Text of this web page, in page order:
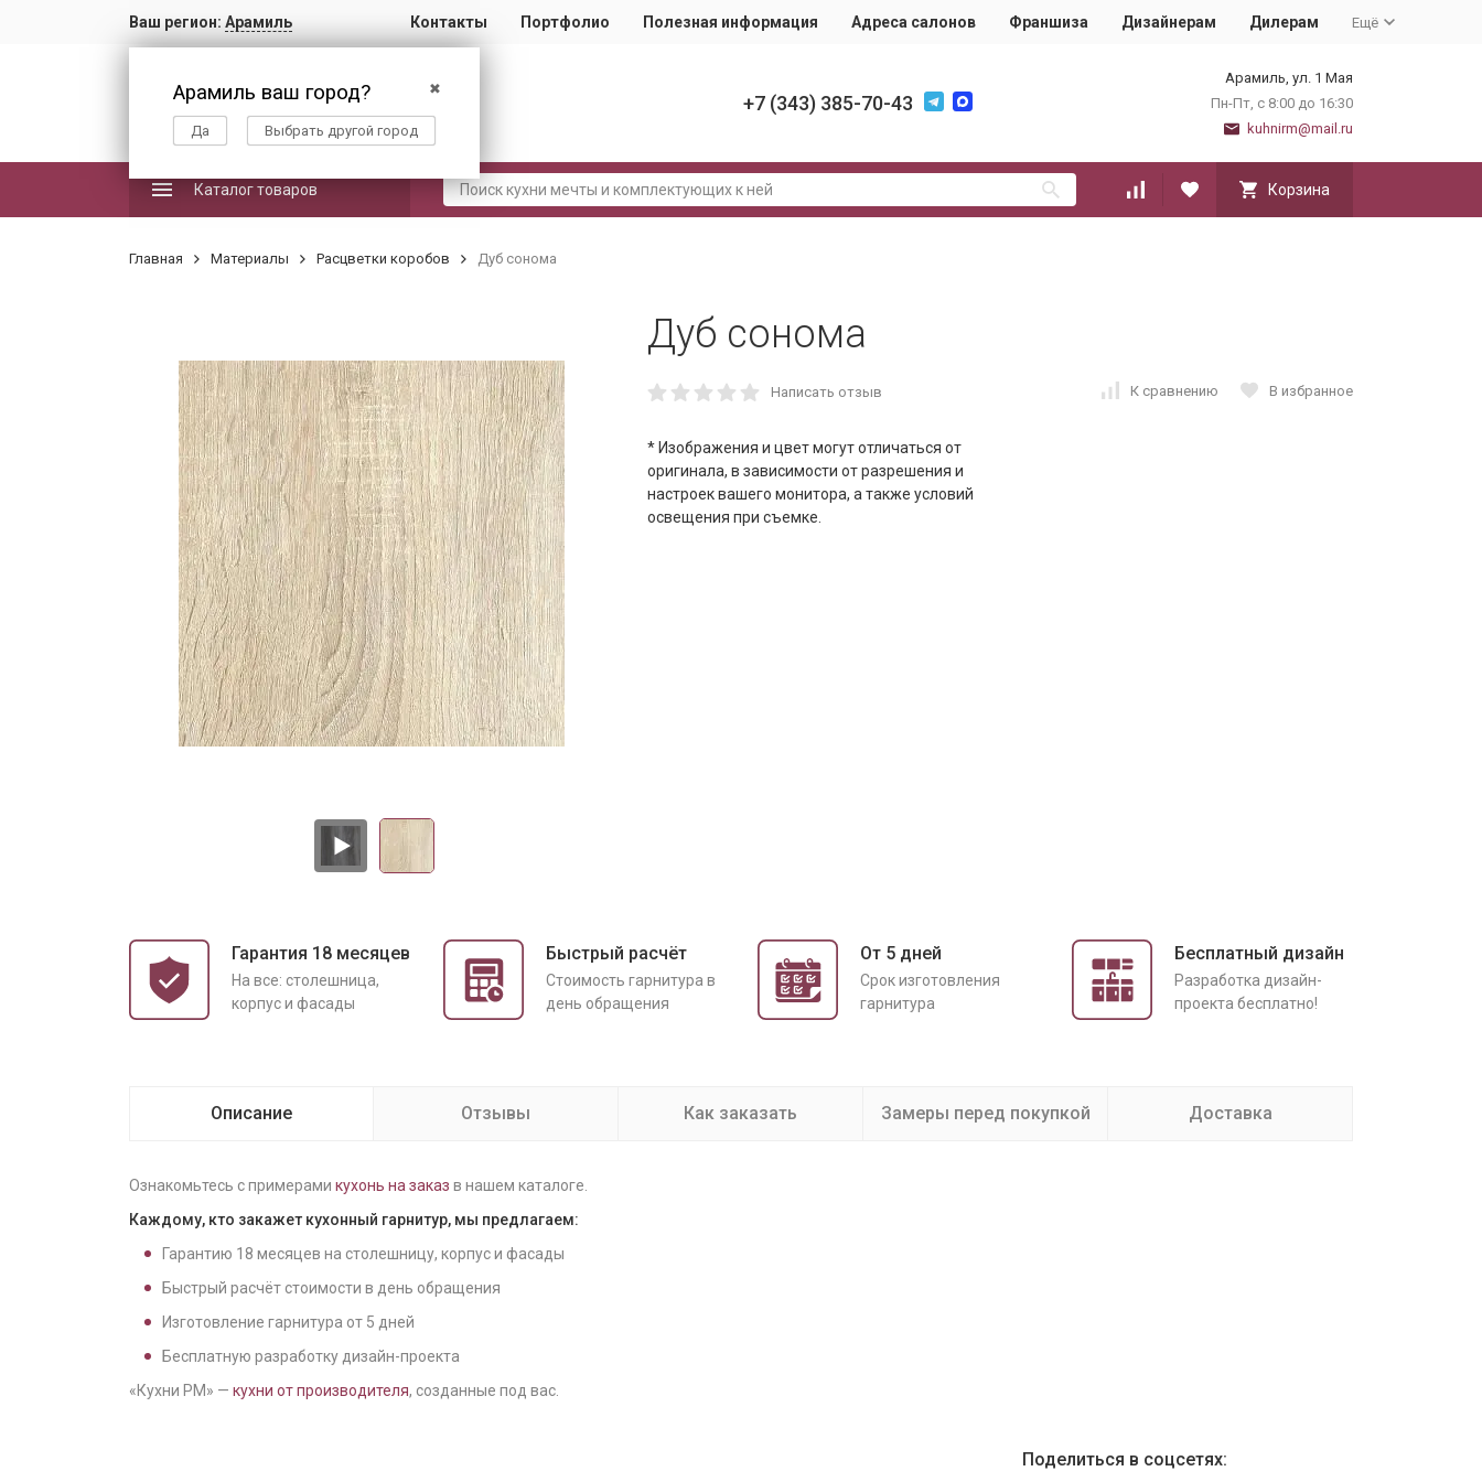
Ваш регион: Арамиль
✖
Арамиль ваш город?
Да Выбрать другой город
Контакты Портфолио Полезная информация Адреса салонов Франшиза Дизайнерам Дилерам Ещё
+7 (343) 385-70-43
Арамиль, ул. 1 Мая
Пн-Пт, с 8:00 до 16:30
kuhnirm@mail.ru
Каталог товаров Корзина
Главная Материалы Расцветки коробов Дуб сонома
Дуб сонома
Написать отзыв К сравнению В избранное
* Изображения и цвет могут отличаться от
оригинала, в зависимости от разрешения и
настроек вашего монитора, а также условий
освещения при съемке.
Гарантия 18 месяцев
На все: столешница,
корпус и фасады
Быстрый расчёт
Cтоимость гарнитура в
день обращения
От 5 дней
Срок изготовления
гарнитура
Бесплатный дизайн
Разработка дизайн-
проекта бесплатно!
Описание Отзывы Как заказать Замеры перед покупкой Доставка
Ознакомьтесь с примерами кухонь на заказ в нашем каталоге.
Каждому, кто закажет кухонный гарнитур, мы предлагаем:
Гарантию 18 месяцев на столешницу, корпус и фасады
Быстрый расчёт стоимости в день обращения
Изготовление гарнитура от 5 дней
Бесплатную разработку дизайн-проекта
«Кухни РМ» — кухни от производителя, созданные под вас.
Поделиться в соцсетях: